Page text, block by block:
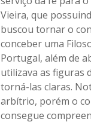
Vieira, que
buscou tornar o
conceber uma
Portugal, além de
utilizava as figuras
torná-las claras.
arbítrio, porém o
consegue